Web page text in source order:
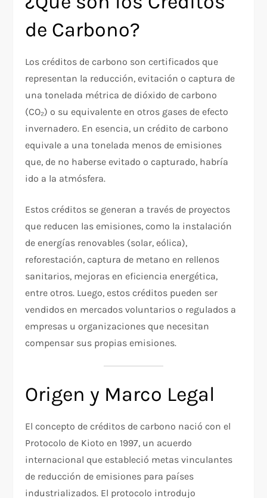
de Carbono?
Los créditos de carbono son certificados que
representan la reducción, evitación o captura de
una tonelada métrica de dióxido de carbono
(CO₂) o su equivalente en otros gases de efecto
invernadero. En esencia, un crédito de carbono
equivale a una tonelada menos de emisiones
que, de no haberse evitado o capturado, habría
ido a la atmósfera.
Estos créditos se generan a través de proyectos
que reducen las emisiones, como la instalación
de energías renovables (solar, eólica),
reforestación, captura de metano en rellenos
sanitarios, mejoras en eficiencia energética,
entre otros. Luego, estos créditos pueden ser
vendidos en mercados voluntarios o regulados a
empresas u organizaciones que necesitan
compensar sus propias emisiones.
Origen y Marco Legal
El concepto de créditos de carbono nació con el
Protocolo de Kioto en 1997, un acuerdo
internacional que estableció metas vinculantes
de reducción de emisiones para países
industrializados. El protocolo introdujo